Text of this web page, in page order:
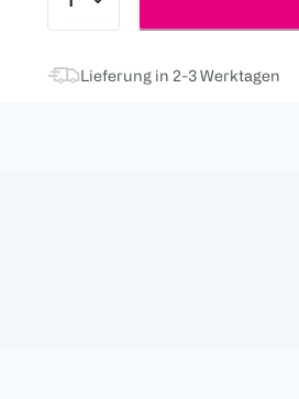
Lieferung in 2-3 Werktagen